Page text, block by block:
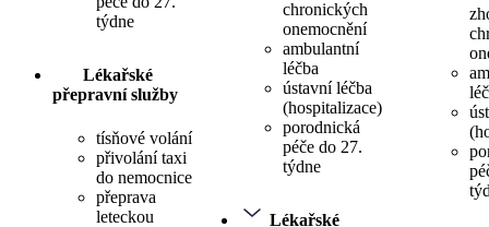
týdne
Lékařské
přepravní služby
tísňové volání
přivolání taxi
do nemocnice
přeprava
leteckou
chronických
onemocnění
ambulantní
léčba
ústavní léčba
(hospitalizace)
porodnická
péče do 27.
týdne
Lékařské